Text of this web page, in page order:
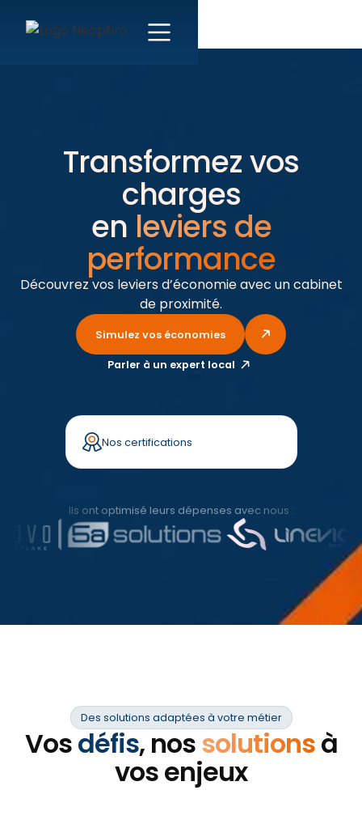
Transformez vos
charges
en leviers de
performance
Découvrez vos leviers d’économie avec un cabinet
de proximité.
Simulez vos économies
Parler à un expert local
Nos certifications
Ils ont optimisé leurs dépenses avec nous :
Des solutions adaptées à votre métier
Vosdéfis, nossolutionsà
vos enjeux